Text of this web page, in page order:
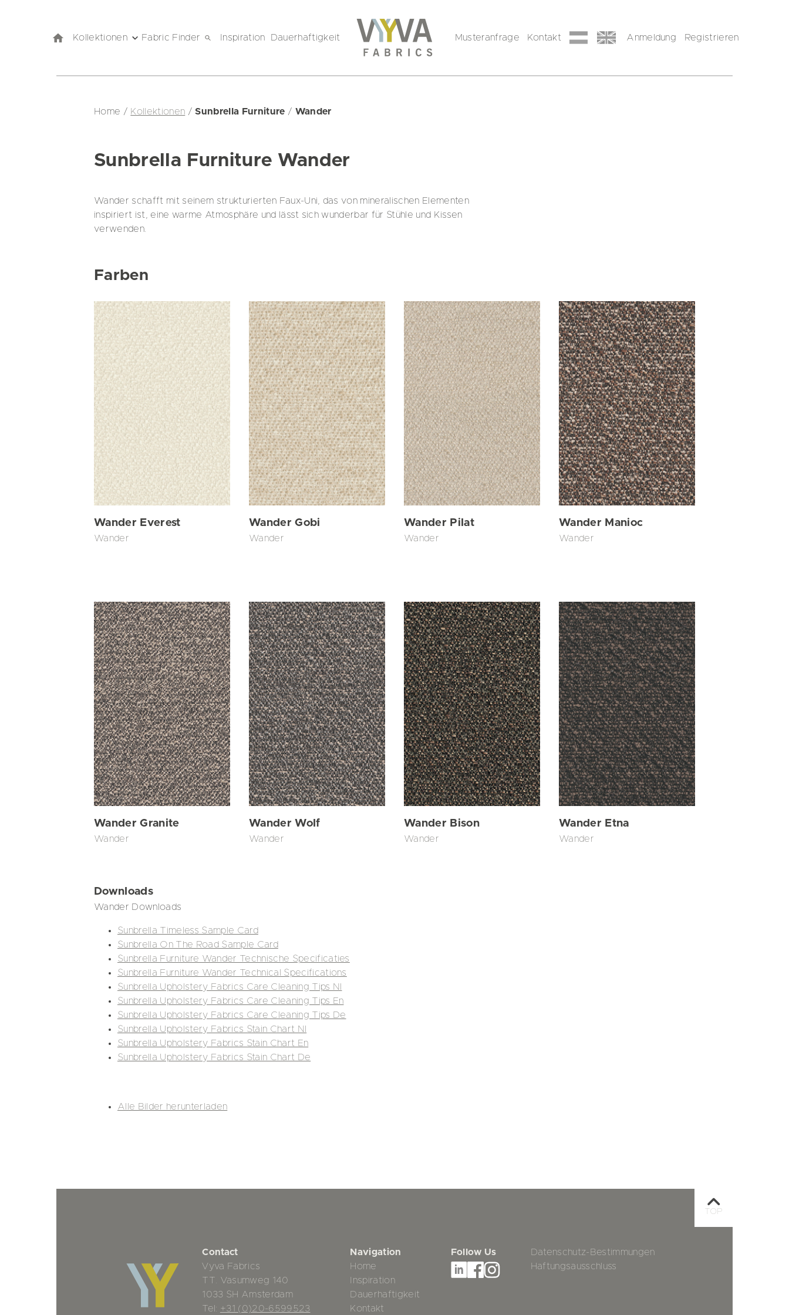
Kollektionen Fabric Finder Inspiration Dauerhaftigkeit Musteranfrage Kontakt Anmeldung Registrieren
Home / Kollektionen /Sunbrella Furniture / Wander
Sunbrella Furniture Wander
Wander schafft mit seinem strukturierten Faux-Uni, das von mineralischen Elementen
inspiriert ist, eine warme Atmosphäre und lässt sich wunderbar für Stühle und Kissen
verwenden.
Farben
Wander Everest
Wander
Wander Gobi
Wander
Wander Pilat
Wander
Wander Manioc
Wander
Wander Granite
Wander
Wander Wolf
Wander
Wander Bison
Wander
Wander Etna
Wander
Downloads
Wander Downloads
Sunbrella Timeless Sample Card
Sunbrella On The Road Sample Card
Sunbrella Furniture Wander Technische Specificaties
Sunbrella Furniture Wander Technical Specifications
Sunbrella Upholstery Fabrics Care Cleaning Tips Nl
Sunbrella Upholstery Fabrics Care Cleaning Tips En
Sunbrella Upholstery Fabrics Care Cleaning Tips De
Sunbrella Upholstery Fabrics Stain Chart Nl
Sunbrella Upholstery Fabrics Stain Chart En
Sunbrella Upholstery Fabrics Stain Chart De
Alle Bilder herunterladen
Contact
Vyva Fabrics
TT. Vasumweg 140
1033 SH Amsterdam
Tel: +31 (0)20-6599523
Navigation
Home
Inspiration
Dauerhaftigkeit
Kontakt
Follow Us
Datenschutz-Bestimmungen
Haftungsausschluss
TOP